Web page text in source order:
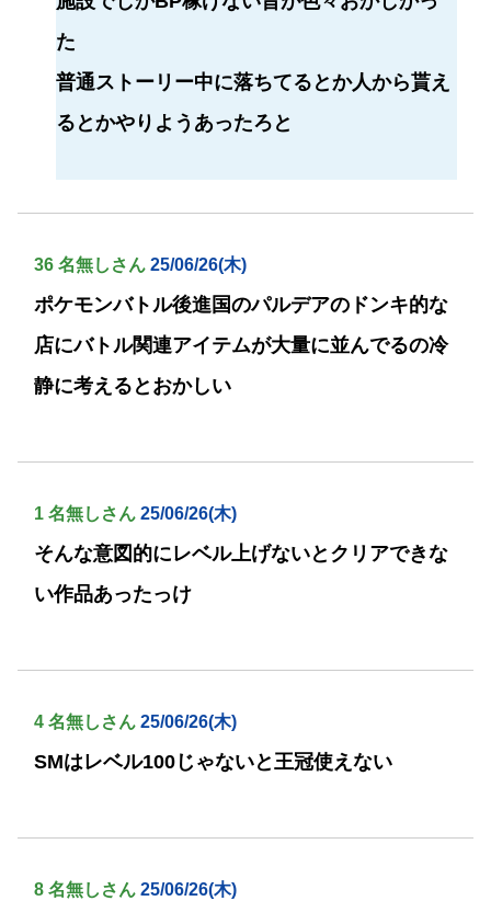
た
普通ストーリー中に落ちてるとか人から貰え
るとかやりようあったろと
36 名無しさん 25/06/26(木)
ポケモンバトル後進国のパルデアのドンキ的な
店にバトル関連アイテムが大量に並んでるの冷
静に考えるとおかしい
1 名無しさん 25/06/26(木)
そんな意図的にレベル上げないとクリアできな
い作品あったっけ
4 名無しさん 25/06/26(木)
SMはレベル100じゃないと王冠使えない
8 名無しさん 25/06/26(木)